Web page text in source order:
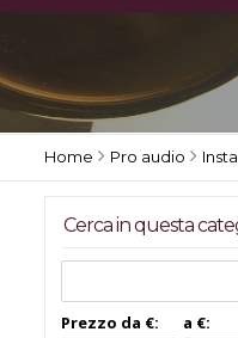
Home Pro audio
Cerca in questa
Prezzo da €: a €: